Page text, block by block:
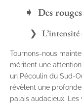
Des
L’intensité
Tournons-nous
méritent une
un Pécoulin du Sud-
révèlent une
palais audacieux.